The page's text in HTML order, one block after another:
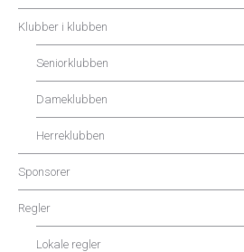
Klubber i klubben
Seniorklubben
Dameklubben
Herreklubben
Sponsorer
Regler
Lokale regler